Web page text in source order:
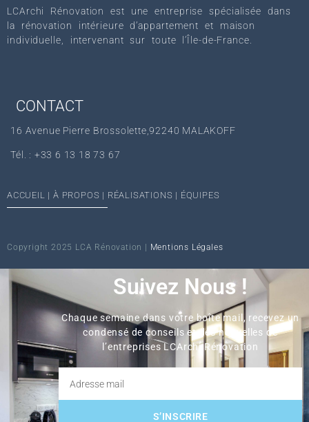
LCArchi Rénovation est une entreprise spécialisée dans
la rénovation intérieure d’appartement et maison
individuelle, intervenant sur toute l’Île-de-France.
CONTACT
16 Avenue Pierre Brossolette,92240 MALAKOFF
Tél. : +33 6 13 18 73 67‬
ACCUEIL |À PROPOS | RÉALISATIONS | ÉQUIPES
Copyright 2025 LCA Rénovation | Mentions Légales
Suivez Nous !
Chaque semaine dans votre boîte mail, recevez un
condensé de conseils et des nouvelles de
l’entreprises LCArchi Rénovation
S’INSCRIRE